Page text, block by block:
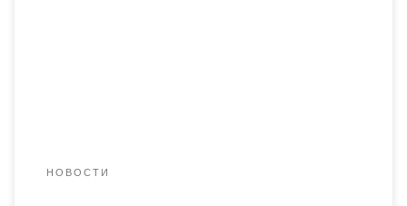
НОВОСТИ